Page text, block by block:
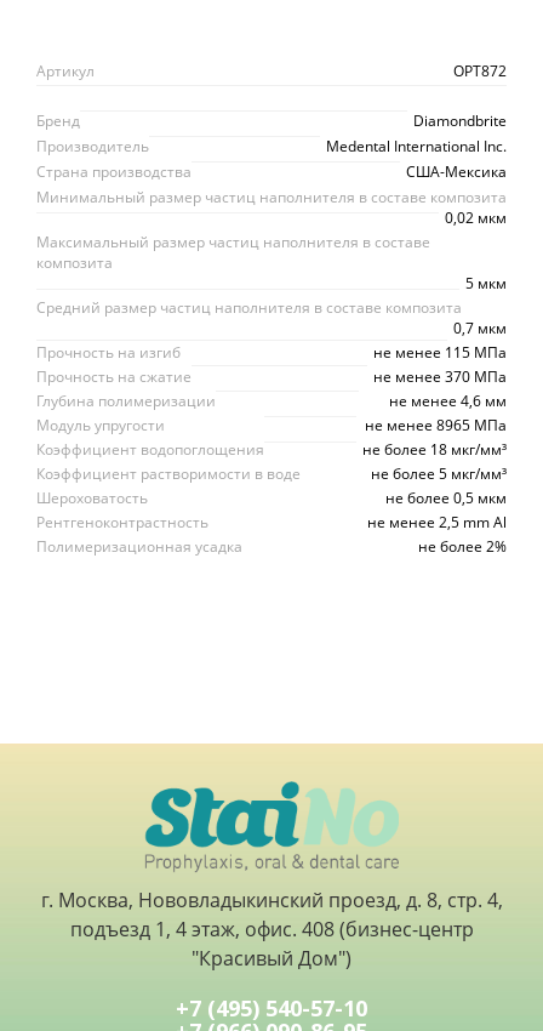
Артикул OPT872
Бренд
Diamondbrite
Производитель
Medental International Inc.
Страна производства
США-Мексика
Минимальный размер частиц наполнителя в составе композита
0,02 мкм
Максимальный размер частиц наполнителя в составе
композита
5 мкм
Средний размер частиц наполнителя в составе композита
0,7 мкм
Прочность на изгиб
не менее 115 МПа
Прочность на сжатие
не менее 370 МПа
Глубина полимеризации
не менее 4,6 мм
Модуль упругости
не менее 8965 МПа
Коэффициент водопоглощения
не более 18 мкг/мм³
Коэффициент растворимости в воде
не более 5 мкг/мм³
Шероховатость
не более 0,5 мкм
Рентгеноконтрастность
не менее 2,5 mm Al
Полимеризационная усадка
не более 2%
г. Москва, Нововладыкинский проезд, д. 8, стр. 4,
подъезд 1, 4 этаж, офис. 408 (бизнес-центр
"Красивый Дом")
+7 (495) 540-57-10